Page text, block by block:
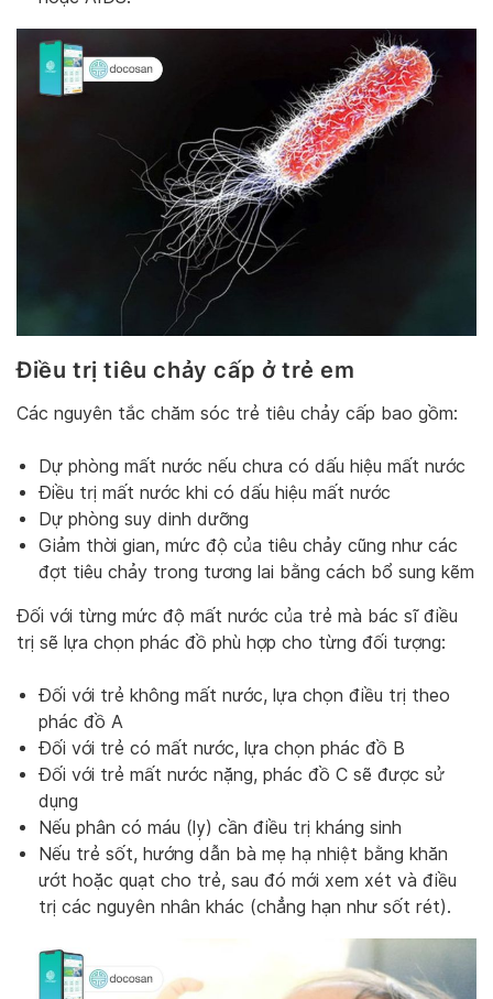
Điều trị tiêu chảy cấp ở trẻ em
Các nguyên tắc chăm sóc trẻ tiêu chảy cấp bao gồm:
Dự phòng mất nước nếu chưa có dấu hiệu mất nước
Điều trị mất nước khi có dấu hiệu mất nước
Dự phòng suy dinh dưỡng
Giảm thời gian, mức độ của tiêu chảy cũng như các
đợt tiêu chảy trong tương lai bằng cách bổ sung kẽm
Đối với từng mức độ mất nước của trẻ mà bác sĩ điều
trị sẽ lựa chọn phác đồ phù hợp cho từng đối tượng:
Đối với trẻ không mất nước, lựa chọn điều trị theo
phác đồ A
Đối với trẻ có mất nước, lựa chọn phác đồ B
Đối với trẻ mất nước nặng, phác đồ C sẽ được sử
dụng
Nếu phân có máu (lỵ) cần điều trị kháng sinh
Nếu trẻ sốt, hướng dẫn bà mẹ hạ nhiệt bằng khăn
ướt hoặc quạt cho trẻ, sau đó mới xem xét và điều
trị các nguyên nhân khác (chẳng hạn như sốt rét).